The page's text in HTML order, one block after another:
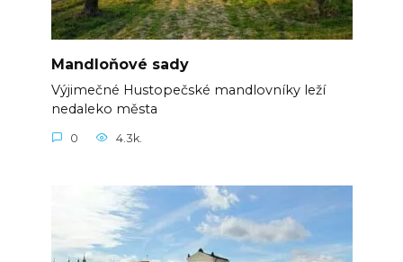
Mandloňové sady
Výjimečné Hustopečské mandlovníky leží
nedaleko města
0 4.3k.